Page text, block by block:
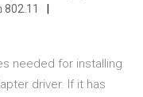
needed for installing
driver. If it has